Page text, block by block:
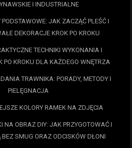
I INDUSTRIALNE
JAK ZACZĄĆ PLEŚĆ I
DEKORACJE KROK PO KROKU
TECHNIKI WYKONANIA I
PO KROKU DLA KAŻDEGO WNĘTRZA
TRAWNIKA: PORADY, METODY I
PIELĘGNACJA
KOLORY RAMEK NA ZDJĘCIA
NA OBRAZ DIY: JAK PRZYGOTOWAĆ I
SMUG ORAZ ODCISKÓW DŁONI